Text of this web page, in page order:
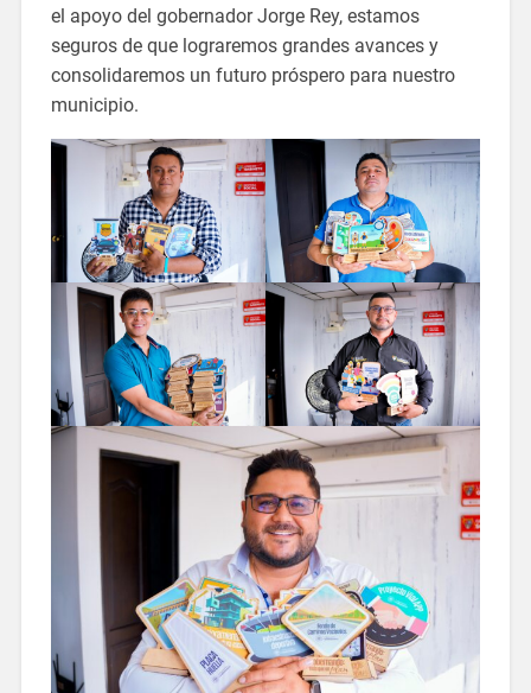
el apoyo del gobernador Jorge Rey, estamos
seguros de que lograremos grandes avances y
consolidaremos un futuro próspero para nuestro
municipio.